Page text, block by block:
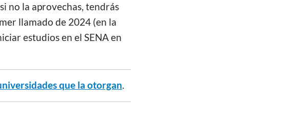
no la aprovechas, tendrás
llamado de 2024 (en la
estudios en el SENA en
que la otorgan.